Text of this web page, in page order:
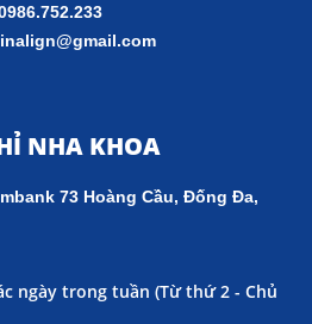
NHA KHOA
73 Hoàng Cầu, Đống Đa,
ngày trong tuần (Từ thứ 2 - Chủ